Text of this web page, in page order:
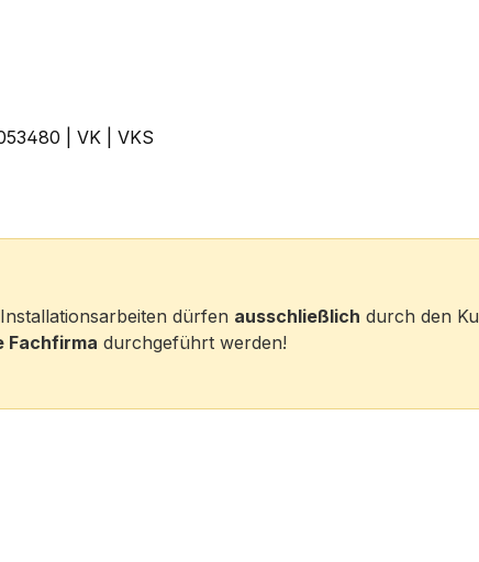
| VK | VKS
dürfen ausschließlich durch den
Fachfirma durchgeführt werden!